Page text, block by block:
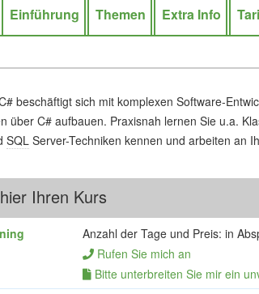
Einführung Themen Extra Info
beschäftigt sich mit komplexen Software-
über C# aufbauen. Praxisnah lernen Sie u.a.
SQL Server-Techniken kennen und arbeiten an
Ihren Kurs
Anzahl der Tage und Preis: in
Rufen Sie mich an
Bitte unterbreiten Sie mir ein